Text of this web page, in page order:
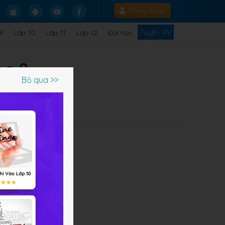
Đăng nhập
Lớp 10 Lớp 11 Lớp 12 Đại học Tuyển GV
8
Bỏ qua >>